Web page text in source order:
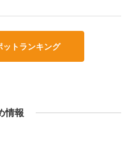
トランキング
情報